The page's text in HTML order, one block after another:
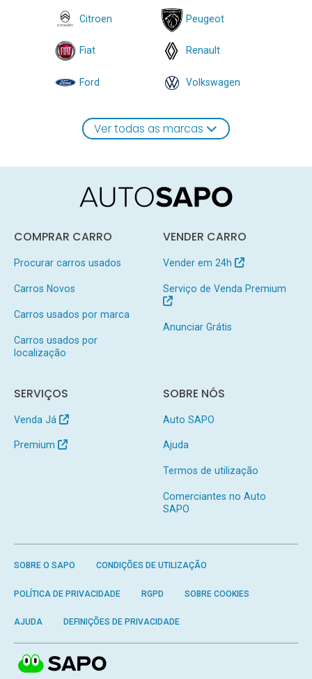
Citroen
Fiat
Ford
Peugeot
Renault
Volkswagen
Ver todas as marcas
COMPRAR CARRO
Procurar carros usados
Carros Novos
Carros usados por marca
Carros usados por
localização
VENDER CARRO
Vender em 24h
Serviço de Venda Premium
Anunciar Grátis
SERVIÇOS
Venda Já
Premium
SOBRE NÓS
Auto SAPO
Ajuda
Termos de utilização
Comerciantes no Auto
SAPO
SOBRE O SAPO CONDIÇÕES DE UTILIZAÇÃO
POLÍTICA DE PRIVACIDADE RGPD SOBRE COOKIES
AJUDA DEFINIÇÕES DE PRIVACIDADE